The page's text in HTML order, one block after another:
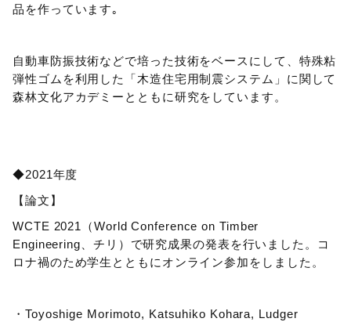
品を作っています｡
自動車防振技術などで培った技術をベースにして、特殊粘
弾性ゴムを利用した「木造住宅用制震システム」に関して
森林文化アカデミーとともに研究をしています。
◆2021年度
【論文】
WCTE 2021（World Conference on Timber
Engineering、チリ）で研究成果の発表を行いました。コ
ロナ禍のため学生とともにオンライン参加をしました。
・Toyoshige Morimoto, Katsuhiko Kohara, Ludger